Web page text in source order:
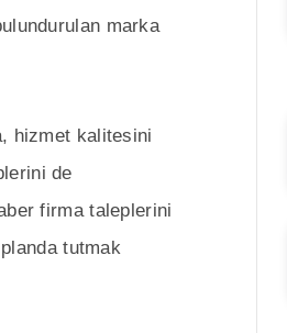
marka
hizmet kalitesini
de
firma taleplerini
tutmak